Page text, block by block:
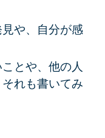
や、自分が感
とや、他の人
れも書いてみ